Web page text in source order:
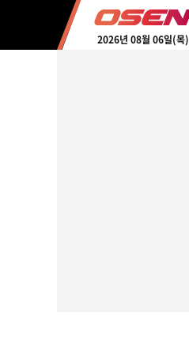
2026년 08월 06일(목)